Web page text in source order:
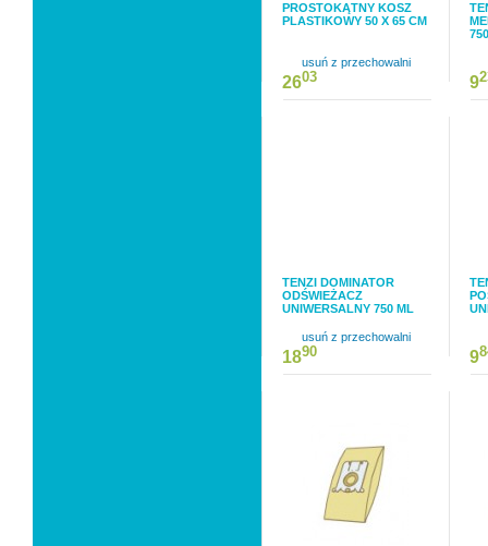
PROSTOKĄTNY KOSZ
PLASTIKOWY 50 X 65 CM
usuń z przechowalni
2603 9
TENZI DOMINATOR
ODŚWIEŻACZ
UNIWERSALNY 750 ML
usuń z przechowalni
1890 9